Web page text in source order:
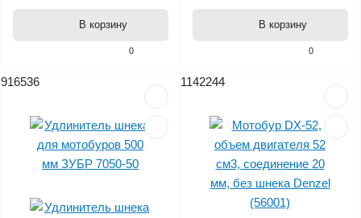
0
В корзину
0
В корзину
916536 1142244